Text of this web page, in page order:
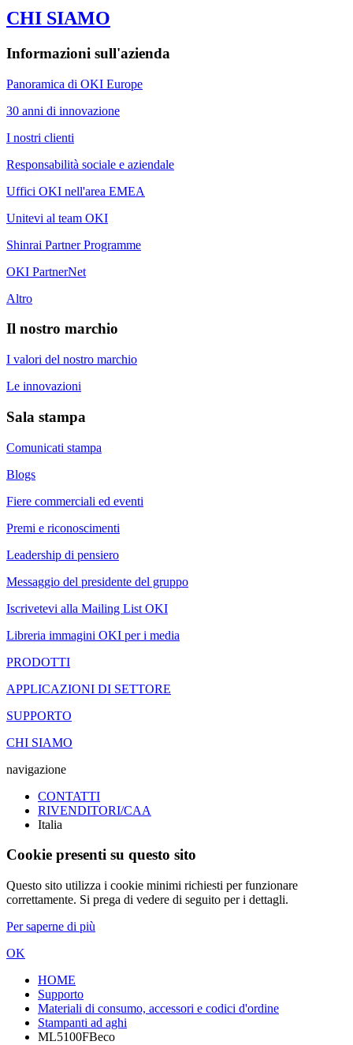
CHI SIAMO
Informazioni sull'azienda
Panoramica di OKI Europe
30 anni di innovazione
I nostri clienti
Responsabilità sociale e aziendale
Uffici OKI nell'area EMEA
Unitevi al team OKI
Shinrai Partner Programme
OKI PartnerNet
Altro
Il nostro marchio
I valori del nostro marchio
Le innovazioni
Sala stampa
Comunicati stampa
Blogs
Fiere commerciali ed eventi
Premi e riconoscimenti
Leadership di pensiero
Messaggio del presidente del gruppo
Iscrivetevi alla Mailing List OKI
Libreria immagini OKI per i media
PRODOTTI
APPLICAZIONI DI SETTORE
SUPPORTO
CHI SIAMO
navigazione
CONTATTI
RIVENDITORI/CAA
Italia
Cookie presenti su questo sito
Questo sito utilizza i cookie minimi richiesti per funzionare
correttamente. Si prega di vedere di seguito per i dettagli.
Per saperne di più
OK
HOME
Supporto
Materiali di consumo, accessori e codici d'ordine
Stampanti ad aghi
ML5100FBeco